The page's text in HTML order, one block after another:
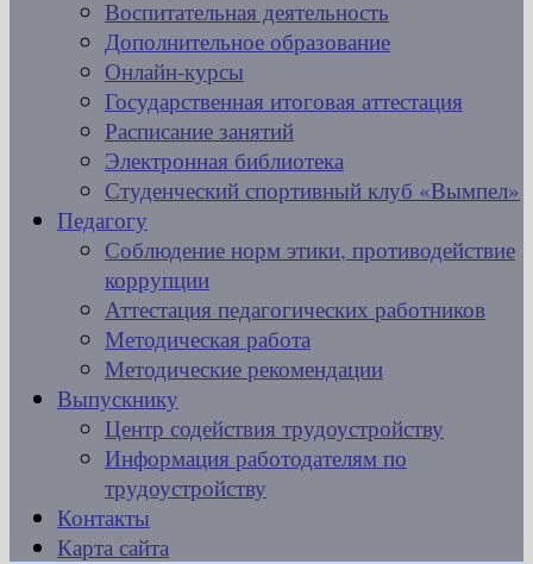
Воспитательная деятельность
Дополнительное образование
Онлайн-курсы
Государственная итоговая аттестация
Расписание занятий
Электронная библиотека
Студенческий спортивный клуб «Вымпел»
Педагогу
Соблюдение норм этики, противодействие
коррупции
Аттестация педагогических работников
Методическая работа
Методические рекомендации
Выпускнику
Центр содействия трудоустройству
Информация работодателям по
трудоустройству
Контакты
Карта сайта